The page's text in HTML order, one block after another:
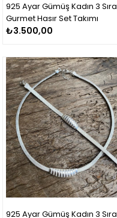
925 Ayar Gümüş Kadın 3 Sıra
Gurmet Hasır Set Takımı
₺3.500,00
925 Ayar Gümüş Kadın 3 Sıra